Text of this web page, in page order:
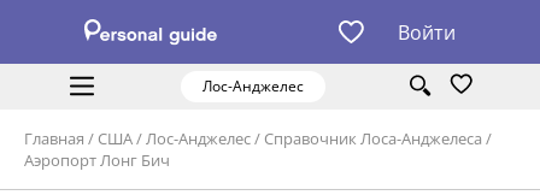
Войти
Лос-Анджелес
Главная / США/Лос-Анджелес/ Справочник Лоса-Анджелеса /
Аэропорт Лонг Бич